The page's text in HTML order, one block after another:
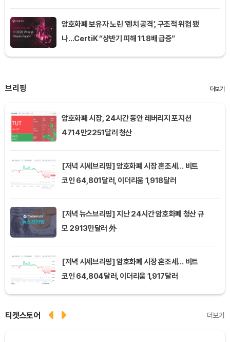
암호화폐 보유자 노린 ‘렌치 공격’, 구조적 위협 됐
나…CertiK “상반기 피해 11.8배 급증”
브리핑 더보기
암호화폐 시장, 24시간 동안 레버리지 포지션
4714만2251달러 청산
[저녁 시세브리핑] 암호화폐 시장 혼조세… 비트
코인 64,801달러, 이더리움 1,918달러
[저녁 뉴스브리핑] 지난 24시간 암호화폐 청산 규
모 2913만달러 外
[저녁 시세브리핑] 암호화폐 시장 혼조세… 비트
코인 64,804달러, 이더리움 1,917달러
티켓스토어 더보기